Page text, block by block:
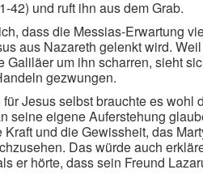
42) und ruft ihn aus dem Grab.
dass die Messias-Erwartung
aus Nazareth gelenkt wird.
Galiläer um ihn scharren, sieht
gezwungen.
Jesus selbst brauchte es wohl
seine eigene Auferstehung
und die Gewissheit, das
Das würde auch
er hörte, dass sein Freund